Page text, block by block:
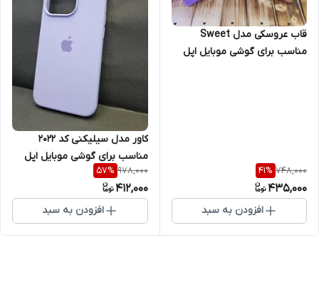
قاب عروسکی مدل Sweet
مناسب برای گوشی موبایل اپل
748,000
41%
435,000
افزودن به سبد
کاور مدل سیلیکنی کد 2022
مناسب برای گوشی موبایل اپل
iphone 12mini
978,000
57%
412,000
افزودن به سبد